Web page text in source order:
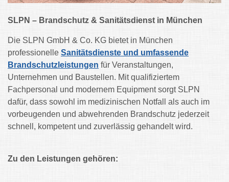
SLPN – Brandschutz & Sanitätsdienst in München
Die SLPN GmbH & Co. KG bietet in München
professionelle Sanitätsdienste und umfassende
Brandschutzleistungen für Veranstaltungen,
Unternehmen und Baustellen. Mit qualifiziertem
Fachpersonal und modernem Equipment sorgt SLPN
dafür, dass sowohl im medizinischen Notfall als auch im
vorbeugenden und abwehrenden Brandschutz jederzeit
schnell, kompetent und zuverlässig gehandelt wird.
Zu den Leistungen gehören: